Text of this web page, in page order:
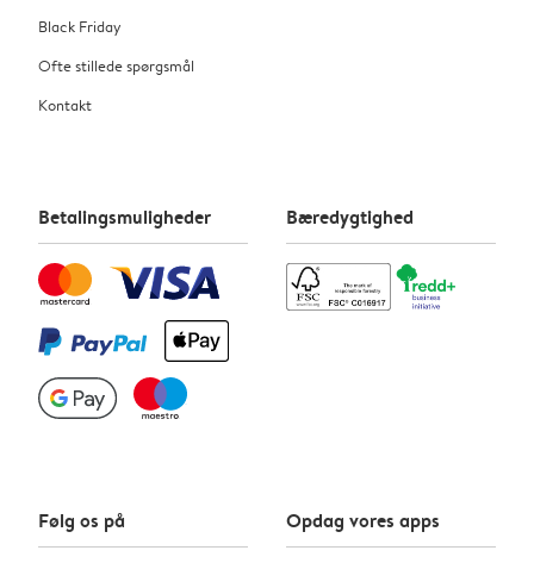
Black Friday
Ofte stillede spørgsmål
Kontakt
Betalingsmuligheder Bæredygtighed
Følg os på Opdag vores apps